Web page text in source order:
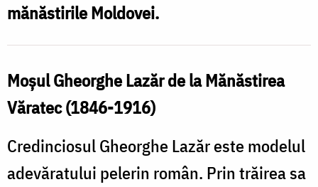
mănăstirile Moldovei.
Moșul Gheorghe Lazăr de la Mănăstirea
Văratec (1846-1916)
Credinciosul Gheorghe Lazăr este modelul
adevăratului pelerin român. Prin trăirea sa